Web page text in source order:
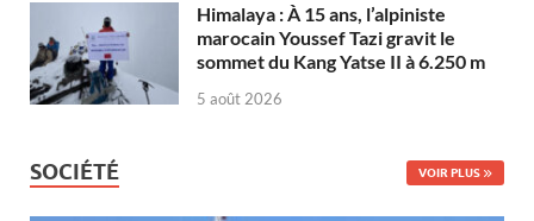
Himalaya : À 15 ans, l’alpiniste
marocain Youssef Tazi gravit le
sommet du Kang Yatse II à 6.250 m
5 août 2026
SOCIÉTÉ VOIR PLUS